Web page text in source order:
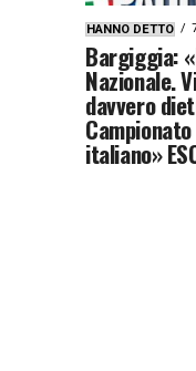
HANNO DETTO
Bargiggia:
Nazionale.
davvero
italiano»